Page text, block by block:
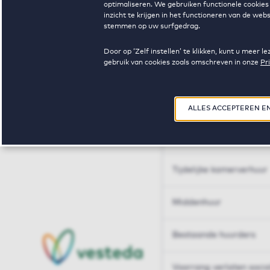
optimaliseren. We gebruiken functionele
inzicht te krijgen in het functioneren van de
stemmen op uw surfgedrag.
Door op ‘Zelf instellen’ te klikken, kunt u meer
gebruik van cookies zoals omschreven in onze
ALLES ACCEPTEREN
Huren op maat
Tijdelijke kamerverhuur
Middenhuur
Bestaande huurders
Voorrang verlaten